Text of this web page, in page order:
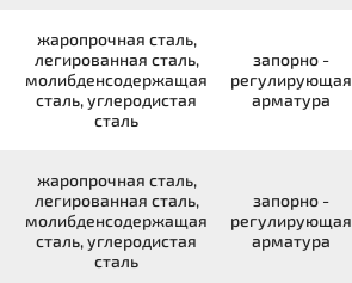
жаропрочная сталь,
легированная сталь,
молибденсодержащая
сталь, углеродистая
сталь
запорно -
регулирующая
арматура
жаропрочная сталь,
легированная сталь,
молибденсодержащая
сталь, углеродистая
сталь
запорно -
регулирующая
арматура